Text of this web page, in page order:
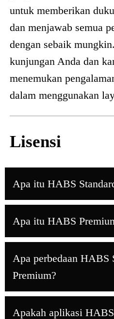
untuk memberikan
dan menjawab semua
dengan sebaik
kunjungan Anda dan
menemukan
dalam menggunakan
Lisensi
Apa itu HABS
Apa itu HABS
Apa perbedaan HABS
Premium?
Apakah aplikasi